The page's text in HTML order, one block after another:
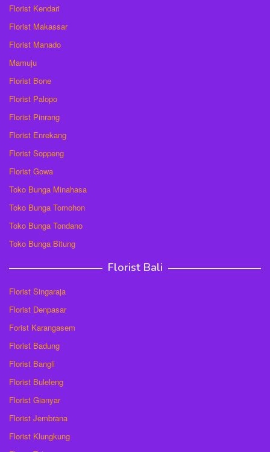
Florist Kendari
Florist Makassar
Florist Manado
Mamuju
Florist Bone
Florist Palopo
Florist Pinrang
Florist Enrekang
Florist Soppeng
Florist Gowa
Toko Bunga Minahasa
Toko Bunga Tomohon
Toko Bunga Tondano
Toko Bunga Bitung
Florist Bali
Florist Singaraja
Florist Denpasar
Forist Karangasem
Florist Badung
Florist Bangli
Florist Buleleng
Florist Gianyar
Florist Jembrana
Florist Klungkung